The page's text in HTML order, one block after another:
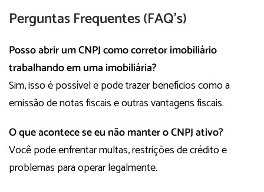
Perguntas Frequentes (FAQ’s)
Posso abrir um CNPJ como corretor imobiliário
trabalhando em uma imobiliária?
Sim, isso é possível e pode trazer benefícios como a
emissão de notas fiscais e outras vantagens fiscais.
O que acontece se eu não manter o CNPJ ativo?
Você pode enfrentar multas, restrições de crédito e
problemas para operar legalmente.